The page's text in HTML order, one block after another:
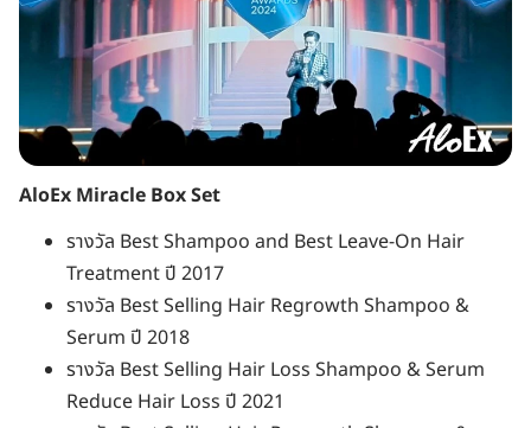
AloEx Miracle Box Set
รางวัล Best Shampoo and Best Leave-On Hair
Treatment ปี 2017
รางวัล Best Selling Hair Regrowth Shampoo &
Serum ปี 2018
รางวัล Best Selling Hair Loss Shampoo & Serum
Reduce Hair Loss ปี 2021